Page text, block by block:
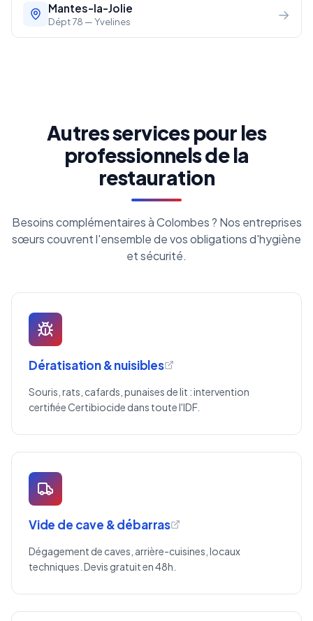
Mantes-la-Jolie
Dépt 78 — Yvelines →
Autres services pour les
professionnels de la
restauration
Besoins complémentaires à Colombes ? Nos entreprises
sœurs couvrent l'ensemble de vos obligations d'hygiène
et sécurité.
Dératisation & nuisibles
Souris, rats, cafards, punaises de lit : intervention
certifiée Certibiocide dans toute l'IDF.
Vide de cave & débarras
Dégagement de caves, arrière-cuisines, locaux
techniques. Devis gratuit en 48h.